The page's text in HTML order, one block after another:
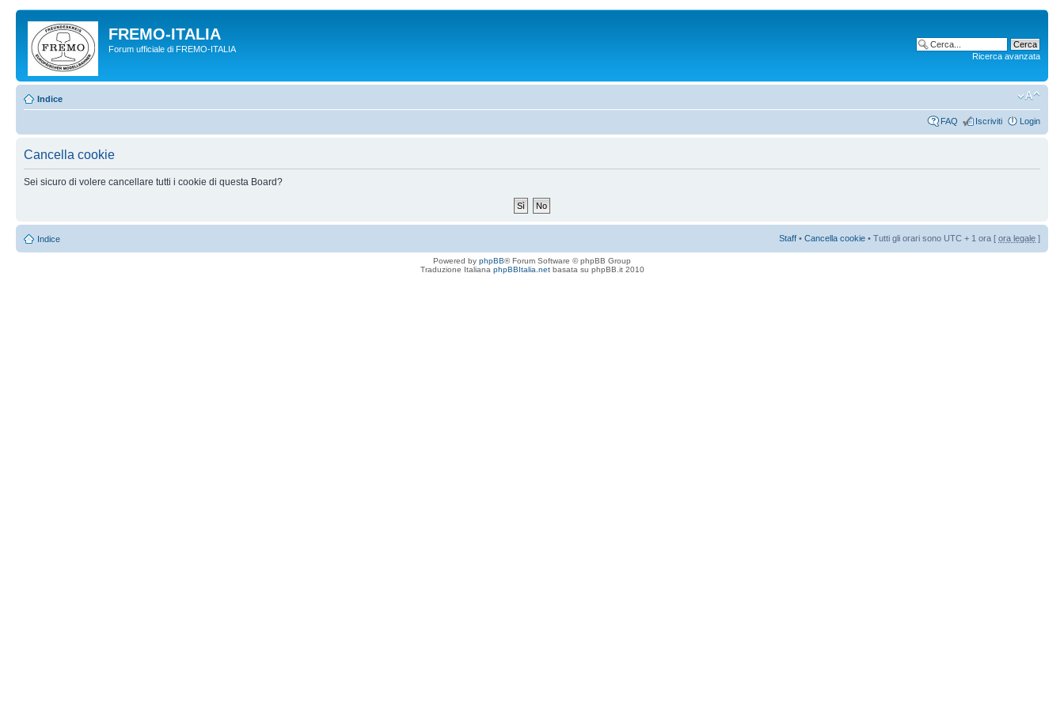
FREMO-ITALIA
Forum ufficiale di FREMO-ITALIA
Ricerca avanzata
Indice
FAQ Iscriviti Login
Cancella cookie
Sei sicuro di volere cancellare tutti i cookie di questa Board?
Indice Staff • Cancella cookie • Tutti gli orari sono UTC + 1 ora [ ora legale ]
Powered by phpBB® Forum Software © phpBB Group
Traduzione Italiana phpBBItalia.netbasata su phpBB.it 2010